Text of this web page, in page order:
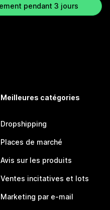
pendant 3 jours
Meilleures catégories
Dropshipping
Places de marché
Avis sur les produits
Ventes incitatives et lots
Marketing par e-mail